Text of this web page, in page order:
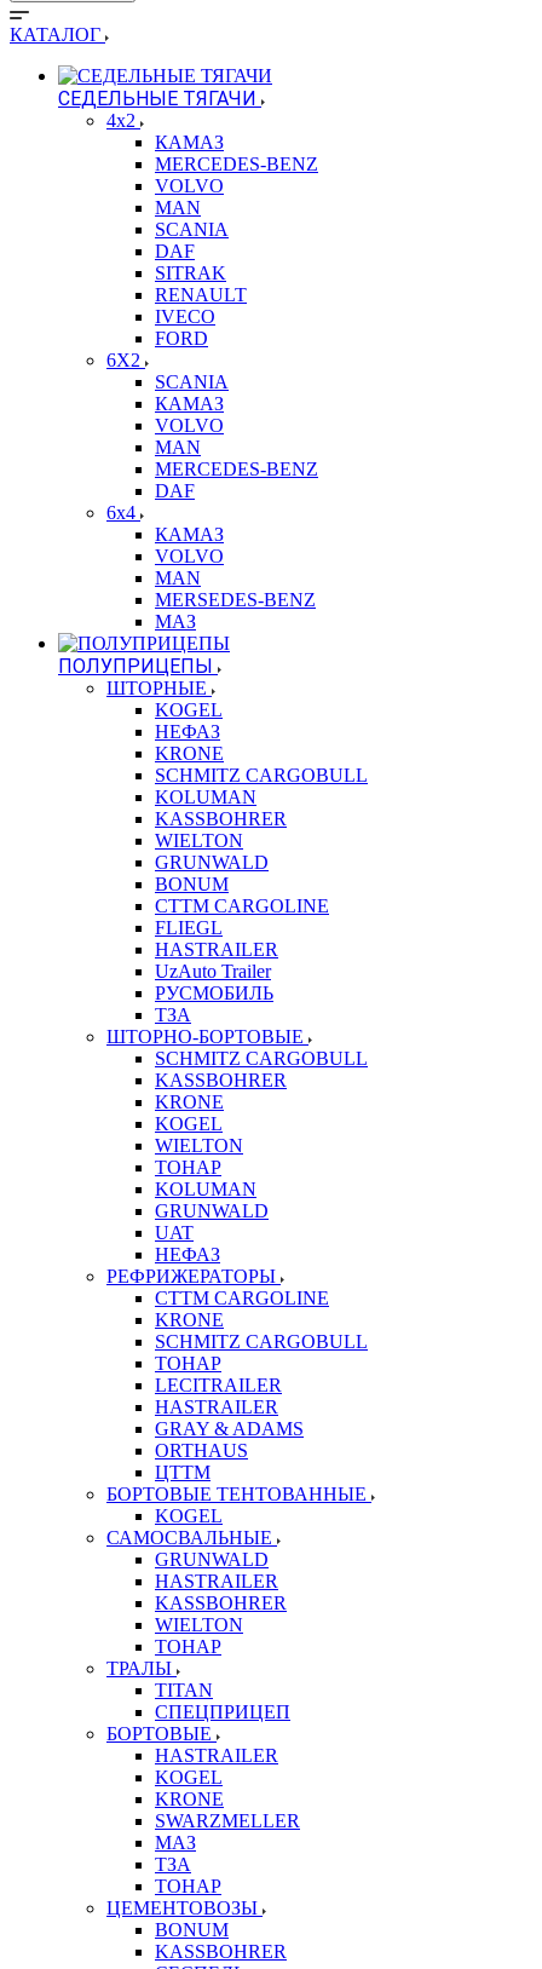
КАТАЛОГ
СЕДЕЛЬНЫЕ ТЯГАЧИ
4x2
КАМАЗ
MERCEDES-BENZ
VOLVO
MAN
SCANIA
DAF
SITRAK
RENAULT
IVECO
FORD
6X2
SCANIA
КАМАЗ
VOLVO
MAN
MERCEDES-BENZ
DAF
6x4
КАМАЗ
VOLVO
MAN
MERSEDES-BENZ
МАЗ
ПОЛУПРИЦЕПЫ
ШТОРНЫЕ
KOGEL
НЕФАЗ
KRONE
SCHMITZ CARGOBULL
KOLUMAN
KASSBOHRER
WIELTON
GRUNWALD
BONUM
CTTM CARGOLINE
FLIEGL
HASTRAILER
UzAuto Trailer
РУСМОБИЛЬ
ТЗА
ШТОРНО-БОРТОВЫЕ
SCHMITZ CARGOBULL
KASSBOHRER
KRONE
KOGEL
WIELTON
ТОНАР
KOLUMAN
GRUNWALD
UAT
НЕФАЗ
РЕФРИЖЕРАТОРЫ
CTTM CARGOLINE
KRONE
SCHMITZ CARGOBULL
ТОНАР
LECITRAILER
HASTRAILER
GRAY & ADAMS
ORTHAUS
ЦТТМ
БОРТОВЫЕ ТЕНТОВАННЫЕ
KOGEL
САМОСВАЛЬНЫЕ
GRUNWALD
HASTRAILER
KASSBOHRER
WIELTON
ТОНАР
ТРАЛЫ
TITAN
СПЕЦПРИЦЕП
БОРТОВЫЕ
HASTRAILER
KOGEL
KRONE
SWARZMELLER
МАЗ
ТЗА
ТОНАР
ЦЕМЕНТОВОЗЫ
BONUM
KASSBOHRER